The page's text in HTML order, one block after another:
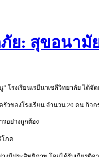
ย: สุขอนามั
รงเรียนเรยีนาเชลีวิทยาลัย ได้
วของโรงเรียน จำนวน 20 คน กิจ
อย่างถูกต้อง
โภค